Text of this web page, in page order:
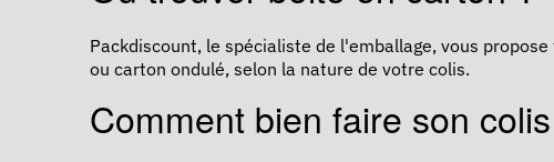
Packdiscount, le spécialiste de l'emballage, vous
ou carton ondulé, selon la nature de votre colis.
Comment bien faire son